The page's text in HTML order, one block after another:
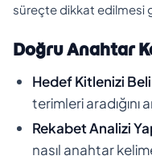
süreçte dikkat edilmesi
Doğru Anahtar
Hedef Kitlenizi
terimleri aradığını
Rekabet Analizi
nasıl anahtar